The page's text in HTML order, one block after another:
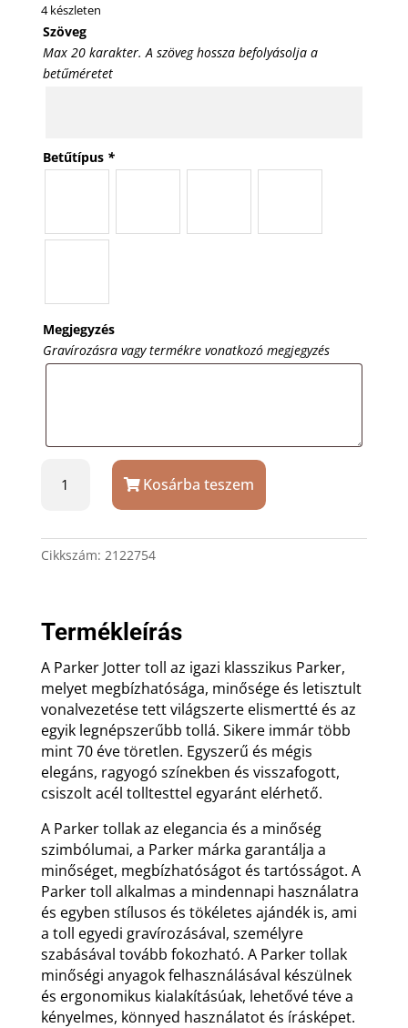
4 készleten
Szöveg
Max 20 karakter. A szöveg hossza befolyásolja a
betűméretet
Betűtípus *
Megjegyzés
Gravírozásra vagy termékre vonatkozó megjegyzés
Parker
golyóstoll
Kosárba teszem
Cikkszám: 2122754
Termékleírás
A Parker Jotter toll az igazi klasszikus Parker,
melyet megbízhatósága, minősége és letisztult
vonalvezetése tett világszerte elismertté és az
egyik legnépszerűbb tollá. Sikere immár több
mint 70 éve töretlen. Egyszerű és mégis
elegáns, ragyogó színekben és visszafogott,
csiszolt acél tolltesttel egyaránt elérhető.
A Parker tollak az elegancia és a minőség
szimbólumai, a Parker márka garantálja a
minőséget, megbízhatóságot és tartósságot. A
Parker toll alkalmas a mindennapi használatra
és egyben stílusos és tökéletes ajándék is, ami
a toll egyedi gravírozásával, személyre
szabásával tovább fokozható. A Parker tollak
minőségi anyagok felhasználásával készülnek
és ergonomikus kialakításúak, lehetővé téve a
kényelmes, könnyed használatot és írásképet.